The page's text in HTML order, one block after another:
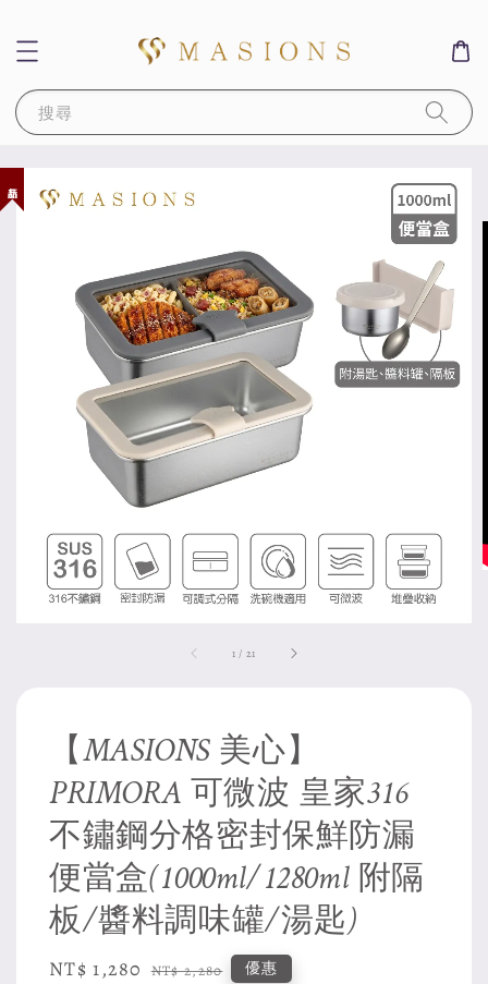
搜尋
1 / 21
【MASIONS 美心】
PRIMORA 可微波 皇家316
不鏽鋼分格密封保鮮防漏
便當盒(1000ml/1280ml 附隔
板/醬料調味罐/湯匙)
Sale
NT$ 1,280 Regular
NT$ 2,280 優惠